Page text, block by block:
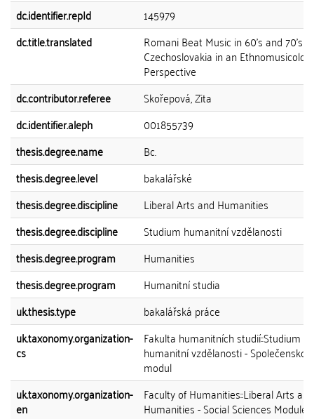
dc.identifier.repId
145979
dc.title.translated
Romani Beat Music in 60's and 70's
Czechoslovakia in an
Perspective
dc.contributor.referee
Skořepová, Zita
dc.identifier.aleph
001855739
thesis.degree.name
Bc.
thesis.degree.level
bakalářské
thesis.degree.discipline
Liberal Arts and Humanities
thesis.degree.discipline
Studium humanitní vzdělanosti
thesis.degree.program
Humanities
thesis.degree.program
Humanitní studia
uk.thesis.type
bakalářská práce
uk.taxonomy.organization-
cs
Fakulta humanitních studií::Studium
humanitní vzdělanosti -
modul
uk.taxonomy.organization-
en
Faculty of Humanities::Liberal Arts and
Humanities - Social Sciences Module